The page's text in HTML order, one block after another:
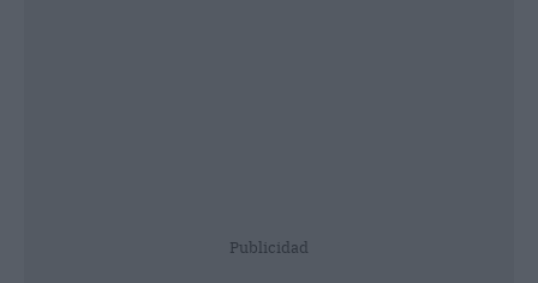
Publicidad